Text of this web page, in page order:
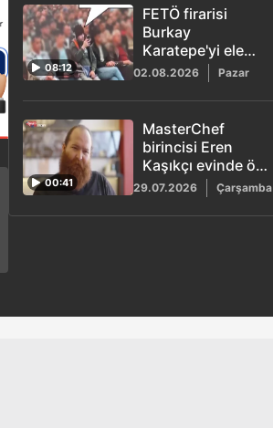
08:12
FETÖ firarisi
Burkay
Karatepe'yi ele
veren görüntü!
02.08.2026 Pazar
00:41
MasterChef
birincisi Eren
Kaşıkçı evinde ölü
bulundu
29.07.2026 Çarşamba